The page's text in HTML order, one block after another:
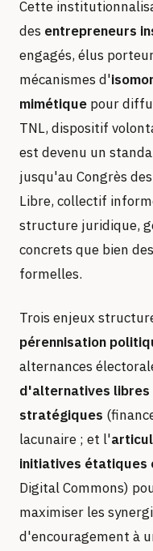
Cette
des entrepreneurs
engagés, élus
mécanismes d'
mimétique pour
TNL, dispositif
est devenu un
jusqu'au Congrès
Libre, collectif
structure juridique,
concrets que bien
formelles.
Trois enjeux
pérennisation
alternances
d'alternatives libres
stratégiques
lacunaire ; et l'
initiatives étatiques
Digital Commons)
maximiser les
d'encouragement à